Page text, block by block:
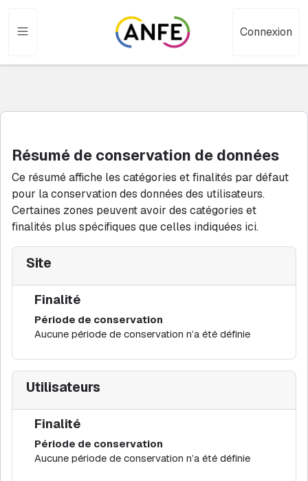
Connexion
Blocs du contenu principal
Résumé de conservation de données
Ce résumé affiche les catégories et finalités par défaut
pour la conservation des données des utilisateurs.
Certaines zones peuvent avoir des catégories et
finalités plus spécifiques que celles indiquées ici.
Site
Finalité
Période de conservation
Aucune période de conservation n’a été définie
Utilisateurs
Finalité
Période de conservation
Aucune période de conservation n’a été définie